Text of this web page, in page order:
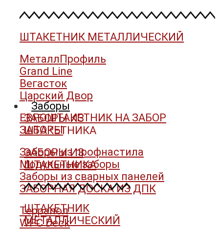
Заборы
ЗАБОРЫ ИЗ
ШТАКЕТНИКА
ЗАБОРЫ ИЗ
ШТАКЕТНИКА
ШТАКЕТНИК
МЕТАЛЛИЧЕСКИЙ
ШТАКЕТНИК МЕТАЛЛИЧЕСКИЙ
МеталлПрофиль
Grand Line
Вегасток
Царский Двор
ЕВРОШТАКЕТНИК НА ЗАБОР
ЗАБОРЫ
Заборы из профнастила
Модульные заборы
Заборы из сварных панелей
ЗАБОРНАЯ ДОСКА ИЗ ДПК
Террапол
WPC Deck